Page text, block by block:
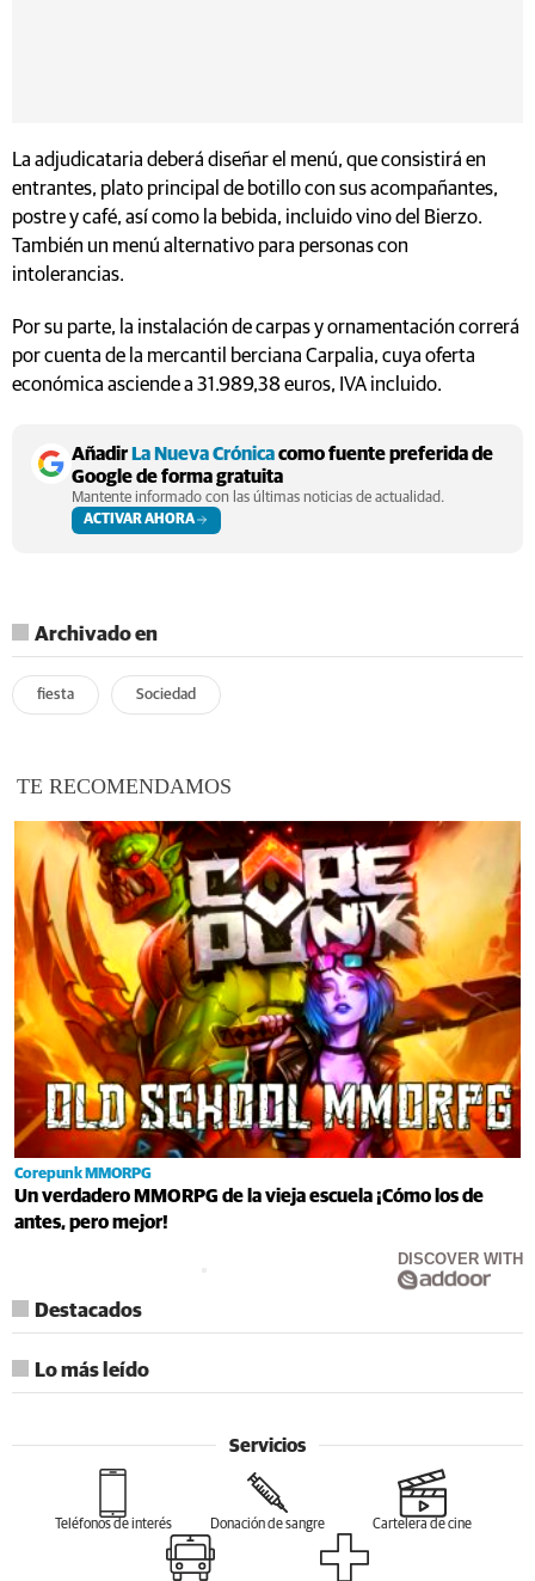
La adjudicataria deberá diseñar el menú, que consistirá en
entrantes, plato principal de botillo con sus acompañantes,
postre y café, así como la bebida, incluido vino del Bierzo.
También un menú alternativo para personas con
intolerancias.
Por su parte, la instalación de carpas y ornamentación correrá
por cuenta de la mercantil berciana Carpalia, cuya oferta
económica asciende a 31.989,38 euros, IVA incluido.
AñadirLa Nueva Crónicacomo fuente preferida de
Google de forma gratuita
Mantente informado con las últimas noticias de actualidad.
ACTIVAR AHORA
Archivado en
fiesta Sociedad
TE RECOMENDAMOS
Corepunk MMORPG
Un verdadero MMORPG de la vieja escuela ¡Cómo los de
antes, pero mejor!
DISCOVER WITH
Destacados
Lo más leído
Servicios
Teléfonos de interés Donación de sangre Cartelera de cine